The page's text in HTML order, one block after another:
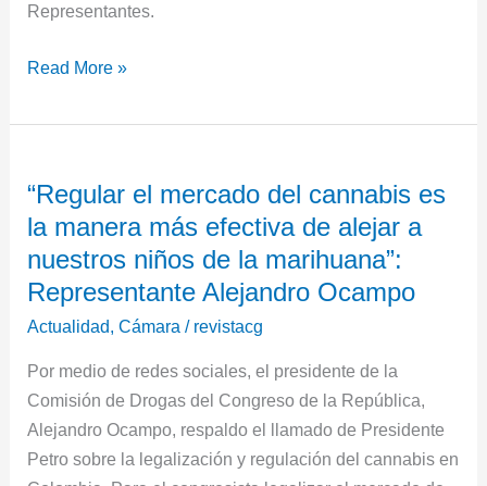
Representantes.
Read More »
“Regular el mercado del cannabis es
la manera más efectiva de alejar a
nuestros niños de la marihuana”:
Representante Alejandro Ocampo
Actualidad,Cámara / revistacg
Por medio de redes sociales, el presidente de la
Comisión de Drogas del Congreso de la República,
Alejandro Ocampo, respaldo el llamado de Presidente
Petro sobre la legalización y regulación del cannabis en
el
mercado
del
cannabis
manera
más
efectiva
de